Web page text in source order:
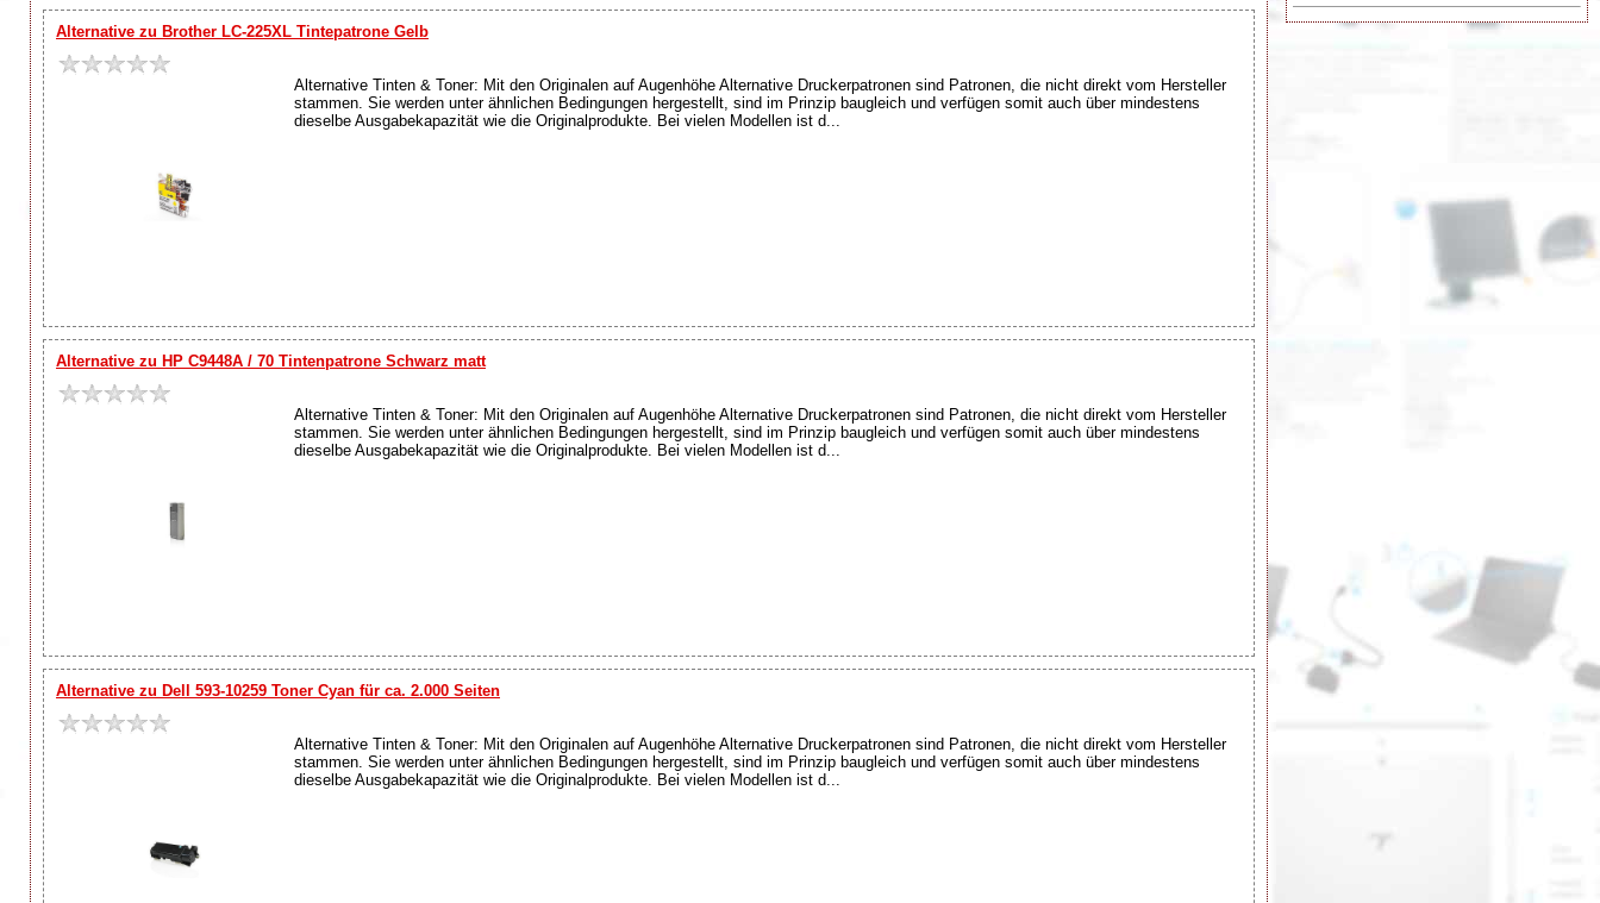
Alternative zu Brother LC-225XL Tintepatrone Gelb
Alternative Tinten & Toner: Mit den Originalen auf Augenhöhe Alternative Druckerpatronen sind Patronen, die nicht direkt vom Hersteller
stammen. Sie werden unter ähnlichen Bedingungen hergestellt, sind im Prinzip baugleich und verfügen somit auch über mindestens
dieselbe Ausgabekapazität wie die Originalprodukte. Bei vielen Modellen ist d...
Alternative zu HP C9448A / 70 Tintenpatrone Schwarz matt
Alternative Tinten & Toner: Mit den Originalen auf Augenhöhe Alternative Druckerpatronen sind Patronen, die nicht direkt vom Hersteller
stammen. Sie werden unter ähnlichen Bedingungen hergestellt, sind im Prinzip baugleich und verfügen somit auch über mindestens
dieselbe Ausgabekapazität wie die Originalprodukte. Bei vielen Modellen ist d...
Alternative zu Dell 593-10259 Toner Cyan für ca. 2.000 Seiten
Alternative Tinten & Toner: Mit den Originalen auf Augenhöhe Alternative Druckerpatronen sind Patronen, die nicht direkt vom Hersteller
stammen. Sie werden unter ähnlichen Bedingungen hergestellt, sind im Prinzip baugleich und verfügen somit auch über mindestens
dieselbe Ausgabekapazität wie die Originalprodukte. Bei vielen Modellen ist d...